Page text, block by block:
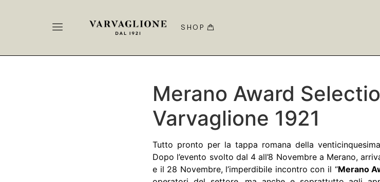
SHOP
Merano Award
Varvaglione 1921
Tutto pronto per la tappa romana della
Dopo l’evento svolto dal 4 all’8 Novembre a Merano,
e il 28 Novembre, l’imperdibile incontro con il “Merano